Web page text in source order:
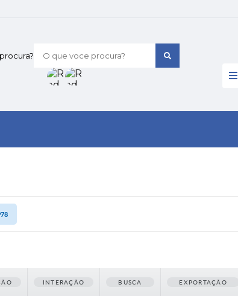
INTERAÇÃO BUSCA EXPORTAÇÃO